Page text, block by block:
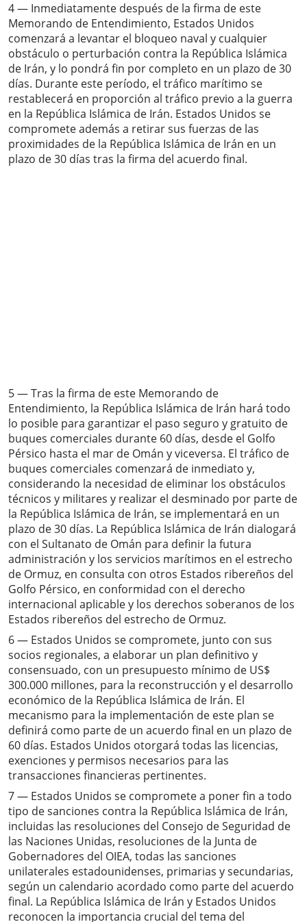
4 — Inmediatamente después de la firma de este
Memorando de Entendimiento, Estados Unidos
comenzará a levantar el bloqueo naval y cualquier
obstáculo o perturbación contra la República Islámica
de Irán, y lo pondrá fin por completo en un plazo de 30
días. Durante este período, el tráfico marítimo se
restablecerá en proporción al tráfico previo a la guerra
en la República Islámica de Irán. Estados Unidos se
compromete además a retirar sus fuerzas de las
proximidades de la República Islámica de Irán en un
plazo de 30 días tras la firma del acuerdo final.
5 — Tras la firma de este Memorando de
Entendimiento, la República Islámica de Irán hará todo
lo posible para garantizar el paso seguro y gratuito de
buques comerciales durante 60 días, desde el Golfo
Pérsico hasta el mar de Omán y viceversa. El tráfico de
buques comerciales comenzará de inmediato y,
considerando la necesidad de eliminar los obstáculos
técnicos y militares y realizar el desminado por parte de
la República Islámica de Irán, se implementará en un
plazo de 30 días. La República Islámica de Irán dialogará
con el Sultanato de Omán para definir la futura
administración y los servicios marítimos en el estrecho
de Ormuz, en consulta con otros Estados ribereños del
Golfo Pérsico, en conformidad con el derecho
internacional aplicable y los derechos soberanos de los
Estados ribereños del estrecho de Ormuz.
6 — Estados Unidos se compromete, junto con sus
socios regionales, a elaborar un plan definitivo y
consensuado, con un presupuesto mínimo de US$
300.000 millones, para la reconstrucción y el desarrollo
económico de la República Islámica de Irán. El
mecanismo para la implementación de este plan se
definirá como parte de un acuerdo final en un plazo de
60 días. Estados Unidos otorgará todas las licencias,
exenciones y permisos necesarios para las
transacciones financieras pertinentes.
7 — Estados Unidos se compromete a poner fin a todo
tipo de sanciones contra la República Islámica de Irán,
incluidas las resoluciones del Consejo de Seguridad de
las Naciones Unidas, resoluciones de la Junta de
Gobernadores del OIEA, todas las sanciones
unilaterales estadounidenses, primarias y secundarias,
según un calendario acordado como parte del acuerdo
final. La República Islámica de Irán y Estados Unidos
reconocen la importancia crucial del tema del